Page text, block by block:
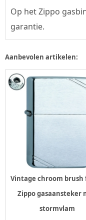
Op het Zippo
garantie.
Aanbevolen artikelen:
Vintage chroom brush
Zippo gasaansteker
stormvlam